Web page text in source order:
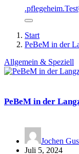
.pflegeheim.Test
Start
PeBeM in der
Allgemein & Speziell
PeBeM in der
Jochen
Juli 5, 2024